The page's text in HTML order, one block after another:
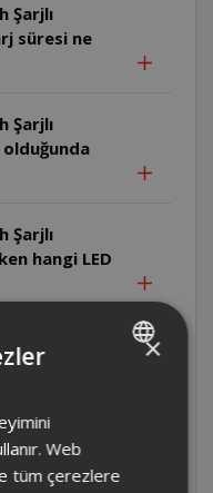
Şarjlı
süresi ne
Şarjlı
Şarjlı
hangi LED
tüy tipi için
Şarjlı
tüy tipi için
×
Web
tüm çerezlere